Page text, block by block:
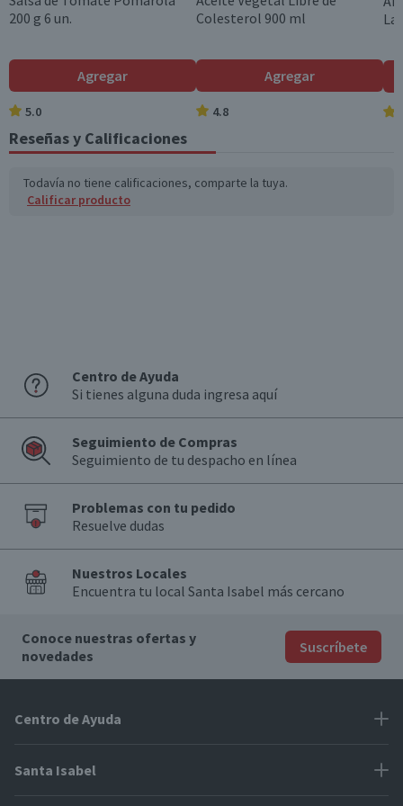
200 g 6 un.
Agregar
5.0
Colesterol 900 ml
Agregar
4.8
Reseñas y Calificaciones
Todavía no tiene calificaciones, comparte la tuya.
Calificar producto
Centro de Ayuda
Si tienes alguna duda ingresa aquí
Seguimiento de Compras
Seguimiento de tu despacho en línea
Problemas con tu pedido
Resuelve dudas
Nuestros Locales
Encuentra tu local Santa Isabel más cercano
Conoce nuestras ofertas y
novedades
Suscríbete
Centro de Ayuda
Problemas con tu pedido
Santa Isabel